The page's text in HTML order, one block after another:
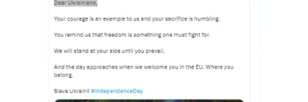
Лонгріди
Відео з Youtube Статті
Інтерв'ю